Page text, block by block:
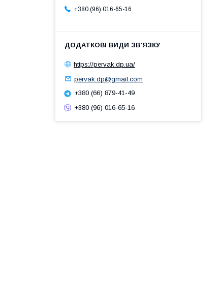
+380 (96) 016-65-16
https://pervak.dp.ua/
pervak.dp@gmail.com
+380 (66) 879-41-49
+380 (96) 016-65-16